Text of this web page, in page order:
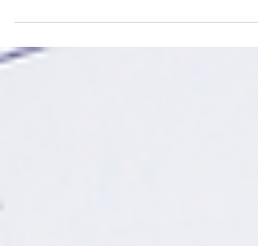
della disciplina...